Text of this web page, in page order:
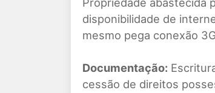
disponibilidade de
mesmo pega conexão
Documentação:
cessão de direitos